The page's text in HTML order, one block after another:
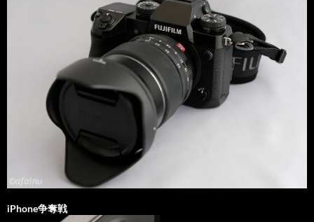
iPhone争奪戦